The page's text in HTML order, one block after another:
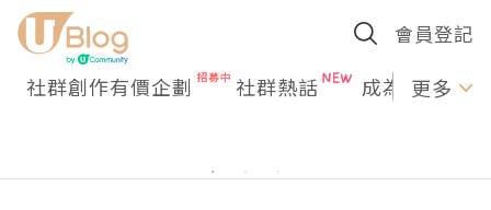
會員登記
社群創作有價企劃 社群熱話 成為U更多